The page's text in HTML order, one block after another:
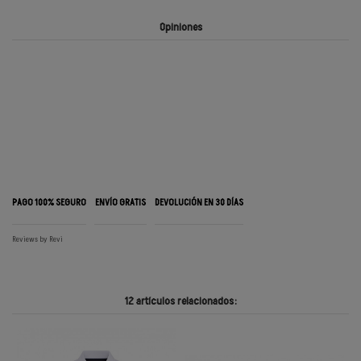
Opiniones
PAGO 100% SEGURO ENVÍO GRATIS DEVOLUCIÓN EN 30 DÍAS
Reviews by Revi
12 artículos relacionados: